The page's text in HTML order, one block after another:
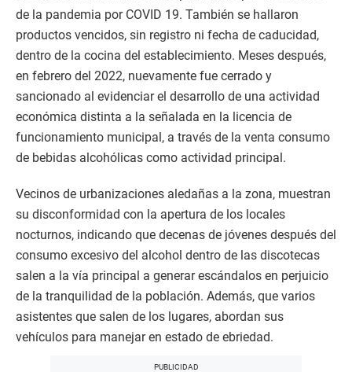
de la pandemia por COVID 19. También se hallaron
productos vencidos, sin registro ni fecha de caducidad,
dentro de la cocina del establecimiento. Meses después,
en febrero del 2022, nuevamente fue cerrado y
sancionado al evidenciar el desarrollo de una actividad
económica distinta a la señalada en la licencia de
funcionamiento municipal, a través de la venta consumo
de bebidas alcohólicas como actividad principal.
Vecinos de urbanizaciones aledañas a la zona, muestran
su disconformidad con la apertura de los locales
nocturnos, indicando que decenas de jóvenes después del
consumo excesivo del alcohol dentro de las discotecas
salen a la vía principal a generar escándalos en perjuicio
de la tranquilidad de la población. Además, que varios
asistentes que salen de los lugares, abordan sus
vehículos para manejar en estado de ebriedad.